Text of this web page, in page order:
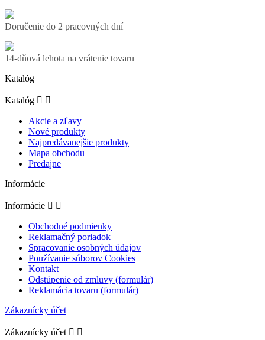
Doručenie do 2 pracovných dní
14-dňová lehota na vrátenie tovaru
Katalóg
Katalóg  
Akcie a zľavy
Nové produkty
Najpredávanejšie produkty
Mapa obchodu
Predajne
Informácie
Informácie  
Obchodné podmienky
Reklamačný poriadok
Spracovanie osobných údajov
Používanie súborov Cookies
Kontakt
Odstúpenie od zmluvy (formulár)
Reklamácia tovaru (formulár)
Zákaznícky účet
Zákaznícky účet  